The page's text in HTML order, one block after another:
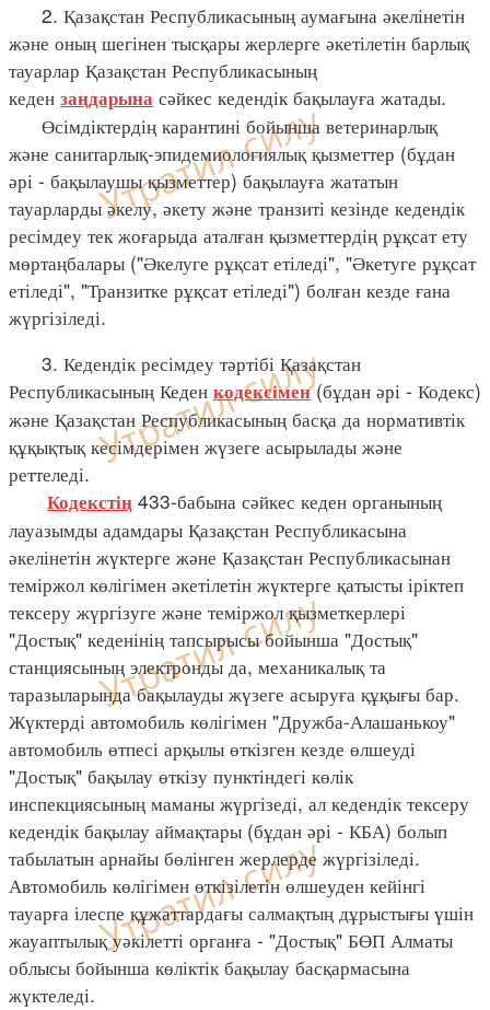
2. Қазақстан Республикасының аумағына әкелінетін
және оның шегінен тысқары жерлерге әкетілетін барлық
тауарлар Қазақстан Республикасының
кеден заңдарына сәйкес кедендік бақылауға жатады.
Өсімдіктердің карантині бойынша ветеринарлық
және санитарлық-эпидемиологиялық қызметтер (бұдан
әрі - бақылаушы қызметтер) бақылауға жататын
тауарларды әкелу, әкету және транзиті кезінде кедендік
ресімдеу тек жоғарыда аталған қызметтердің рұқсат ету
мөртаңбалары ("Әкелуге рұқсат етіледі", "Әкетуге рұқсат
етіледі", "Транзитке рұқсат етіледі") болған кезде ғана
жүргізіледі.
3. Кедендік ресімдеу тәртібі Қазақстан
Республикасының Кеден кодексімен(бұдан әрі - Кодекс)
және Қазақстан Республикасының басқа да нормативтік
құқықтық кесімдерімен жүзеге асырылады және
реттеледі.
Кодекстің 433-бабына сәйкес кеден органының
лауазымды адамдары Қазақстан Республикасына
әкелінетін жүктерге және Қазақстан Республикасынан
теміржол көлігімен әкетілетін жүктерге қатысты іріктеп
тексеру жүргізуге және теміржол қызметкерлері
"Достық" кеденінің тапсырысы бойынша "Достық"
станциясының электронды да, механикалық та
таразыларында бақылауды жүзеге асыруға құқығы бар.
Жүктерді автомобиль көлігімен "Дружба-Алашанькоу"
автомобиль өтпесі арқылы өткізген кезде өлшеуді
"Достық" бақылау өткізу пунктіндегі көлік
инспекциясының маманы жүргізеді, ал кедендік тексеру
кедендік бақылау аймақтары (бұдан әрі - КБА) болып
табылатын арнайы бөлінген жерлерде жүргізіледі.
Автомобиль көлігімен өткізілетін өлшеуден кейінгі
тауарға ілеспе құжаттардағы салмақтың дұрыстығы үшін
жауаптылық уәкілетті органға - "Достық" БӨП Алматы
облысы бойынша көліктік бақылау басқармасына
жүктеледі.